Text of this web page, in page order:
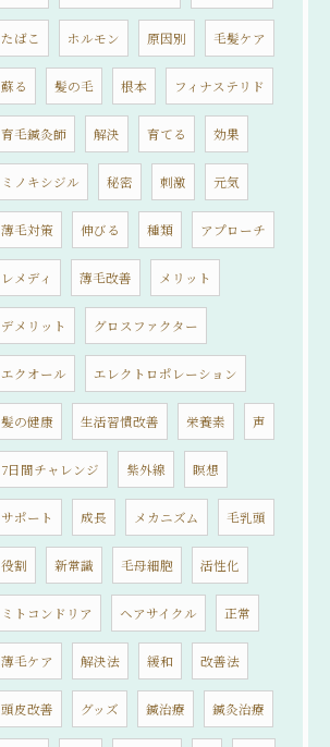
たばこ ホルモン 原因別 毛髪ケア
蘇る 髪の毛 根本 フィナステリド
育毛鍼灸師 解決 育てる 効果
ミノキシジル 秘密 刺激 元気
薄毛対策 伸びる 種類 アプローチ
レメディ 薄毛改善 メリット
デメリット グロスファクター
エクオール エレクトロポレーション
髪の健康 生活習慣改善 栄養素 声
7日間チャレンジ 紫外線 瞑想
サポート 成長 メカニズム 毛乳頭
役割 新常識 毛母細胞 活性化
ミトコンドリア ヘアサイクル 正常
薄毛ケア 解決法 緩和 改善法
頭皮改善 グッズ 鍼治療 鍼灸治療